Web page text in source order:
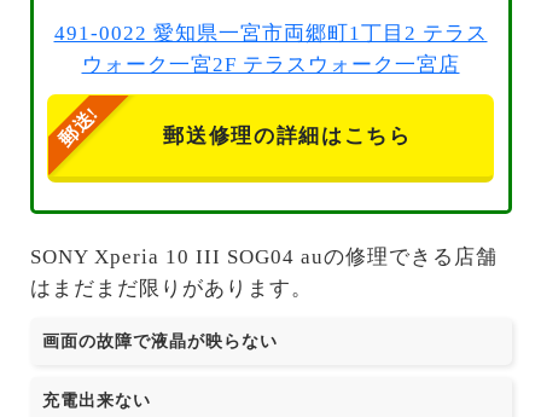
491-0022 愛知県一宮市両郷町1丁目2 テラス
ウォーク一宮2F テラスウォーク一宮店
郵送修理の詳細はこちら
SONY Xperia 10 III SOG04 auの修理できる店舗
はまだまだ限りがあります。
画面の故障で液晶が映らない
充電出来ない